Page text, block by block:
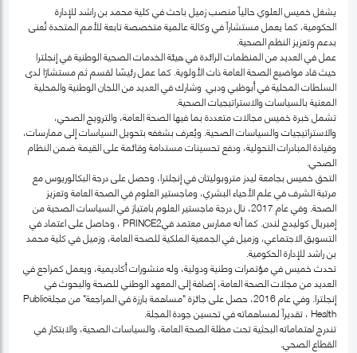
يشغل خميس العلوي حالياً منصب زميل باحث في كلية محمد بن راشد للإدارة
الحكومية، كما يعمل مستشاراً في وكالة عالمية متخصصة تابعة للأمم المتحدة تُعنى
بدعم وتعزيز النظم الصحية.
عمل في العديد من المنظمات الرائدة في هيئة الخدمات الصحية الوطنية في إنجلترا
حيث قاد مواضيع الصحة العامة ذات الأولوية. كما عمل رئيسًا لقسم ثم مستشارًا لدى
السلطات المحلية في أبوظبي ودبي. وشارك في العديد من اللجان الوطنية والمحلية
المعنية بالسياسات والاستراتيجيات الصحية.
تشمل خبرة خميس مجالات متعددة بما فيها الصحة العامة، والترويج الصحي،
والاستراتيجيات والسياسات الصحية. ويُعرف بشغفه بتحويل السياسات إلى ممارسات،
وقيادة المبادرات التحولية، ودفع تحسينات مستدامة وقائمة على القيمة ضمن النظام
الصحي.
التحق خميس بجامعة ليدز متروبوليتان في إنجلترا، وحصل على درجة البكالوريوس مع
مرتبة الشرف في علم الأحياء البشري، وماجستير العلوم في الصحة العامة وتعزيز
الصحة. وفي عام 2017، نال درجة ماجستير العلوم بامتياز في السياسات الصحية من
إمبريال كوليدج لندن. كما أنه ممارس معتمد فيPRINCE2 ، وحاصل على اعتماد في
التسويق الاجتماعي، وزميل في الجمعية الملكية للصحة العامة، وزميل في كلية محمد
بن راشد للإدارة الحكومية.
تحدث خميس في مؤتمرات وطنية ودولية، وله منشورات أكاديمية، ويعمل كمراجع في
العديد من مجلات الصحة العامة، إضافة إلى المعهد الوطني للصحة والبحوث في
إنجلترا. وفي عام 2016، حصل على جائزة "مساهمة بارزة في المراجعة" من مجلةPublic
Health ، تقديراً لمساهماته في تحسين جودة المجلة.
تندرج اهتماماته البحثية تحت مظلة الصحة العامة، والسياسات الصحية، والابتكار في
القطاع الصحي.